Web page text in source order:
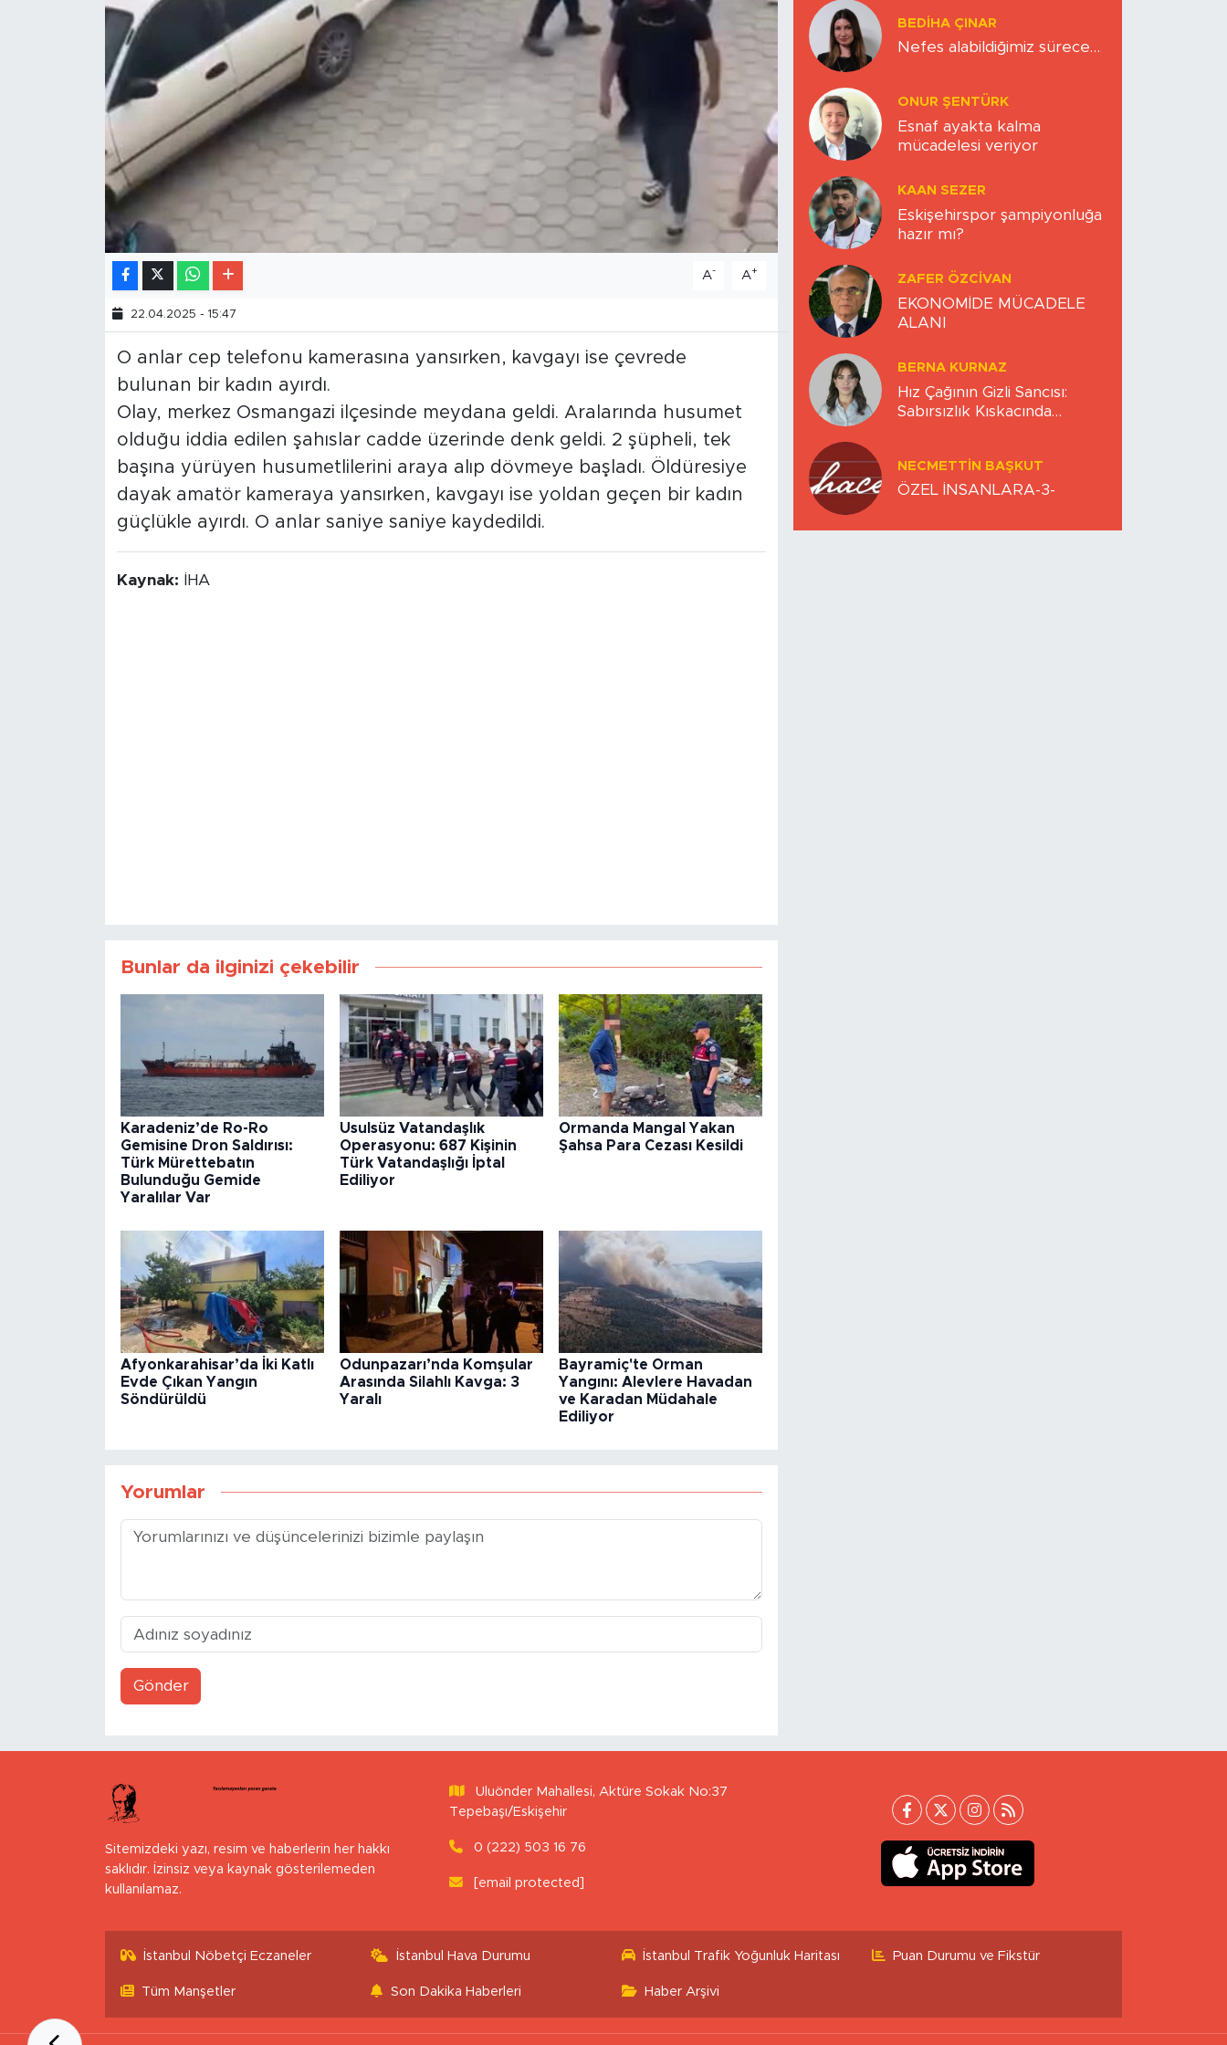
A- A+
22.04.2025 - 15:47
O anlar cep telefonu kamerasına yansırken, kavgayı ise çevrede
bulunan bir kadın ayırdı.
Olay, merkez Osmangazi ilçesinde meydana geldi. Aralarında husumet
olduğu iddia edilen şahıslar cadde üzerinde denk geldi. 2 şüpheli, tek
başına yürüyen husumetlilerini araya alıp dövmeye başladı. Öldüresiye
dayak amatör kameraya yansırken, kavgayı ise yoldan geçen bir kadın
güçlükle ayırdı. O anlar saniye saniye kaydedildi.
Kaynak: İHA
Bunlar da ilginizi çekebilir
Karadeniz’de Ro-Ro
Gemisine Dron Saldırısı:
Türk Mürettebatın
Bulunduğu Gemide
Yaralılar Var
Usulsüz Vatandaşlık
Operasyonu: 687 Kişinin
Türk Vatandaşlığı İptal
Ediliyor
Ormanda Mangal Yakan
Şahsa Para Cezası Kesildi
Afyonkarahisar’da İki Katlı
Evde Çıkan Yangın
Söndürüldü
Odunpazarı’nda Komşular
Arasında Silahlı Kavga: 3
Yaralı
Bayramiç'te Orman
Yangını: Alevlere Havadan
ve Karadan Müdahale
Ediliyor
Yorumlar
Gönder
BEDIHA ÇINAR
Nefes alabildiğimiz sürece…
ONUR ŞENTÜRK
Esnaf ayakta kalma
mücadelesi veriyor
KAAN SEZER
Eskişehirspor şampiyonluğa
hazır mı?
ZAFER ÖZCIVAN
EKONOMİDE MÜCADELE
ALANI
BERNA KURNAZ
Hız Çağının Gizli Sancısı:
Sabırsızlık Kıskacında
NECMETTIN BAŞKUT
ÖZEL İNSANLARA-3-
Sitemizdeki yazı, resim ve haberlerin her hakkı
saklıdır. İzinsiz veya kaynak gösterilemeden
kullanılamaz.
Uluönder Mahallesi, Aktüre Sokak No:37
Tepebaşı/Eskişehir
0 (222) 503 16 76
[email protected]
İstanbul Nöbetçi Eczaneler İstanbul Hava Durumu İstanbul Trafik Yoğunluk Haritası Puan Durumu ve Fikstür
Tüm Manşetler Son Dakika Haberleri Haber Arşivi